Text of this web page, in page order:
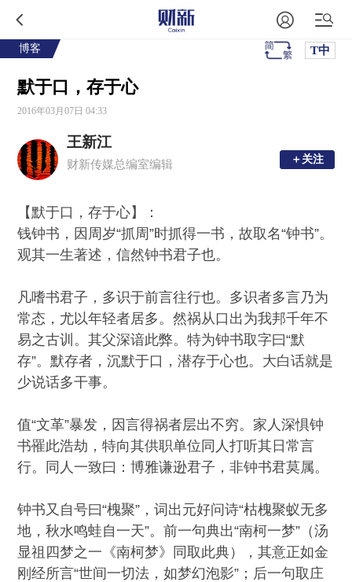
博客 T中
默于口，存于心
2016年03月07日 04:33
王新江
财新传媒总编室编辑 ＋关注
＋关注
【默于口，存于心】：
钱钟书，因周岁“抓周”时抓得一书，故取名“钟书”。
观其一生著述，信然钟书君子也。
凡嗜书君子，多识于前言往行也。多识者多言乃为
常态，尤以年轻者居多。然祸从口出为我邦千年不
易之古训。其父深谙此弊。特为钟书取字曰“默
存”。默存者，沉默于口，潜存于心也。大白话就是
少说话多干事。
值“文革”暴发，因言得祸者层出不穷。家人深惧钟
书罹此浩劫，特向其供职单位同人打听其日常言
行。同人一致曰：博雅谦逊君子，非钟书君莫属。
钟书又自号曰“槐聚”，词出元好问诗“枯槐聚蚁无多
地，秋水鸣蛙自一天”。前一句典出“南柯一梦”（汤
显祖四梦之一《南柯梦》同取此典），其意正如金
刚经所言“世间一切法，如梦幻泡影”；后一句取庄